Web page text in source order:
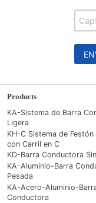
Products
KA-Sistema de Barra
Ligera
KH-C Sistema de Festón
con Carril en C
KD-Barra Conductora
KA-Aluminio-Barra
Pesada
KA-Acero-Aluminio-
Conductora